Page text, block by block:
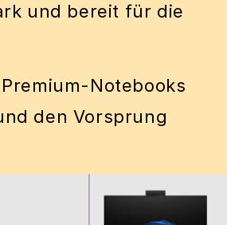
und bereit für die
Notebooks
den Vorsprung